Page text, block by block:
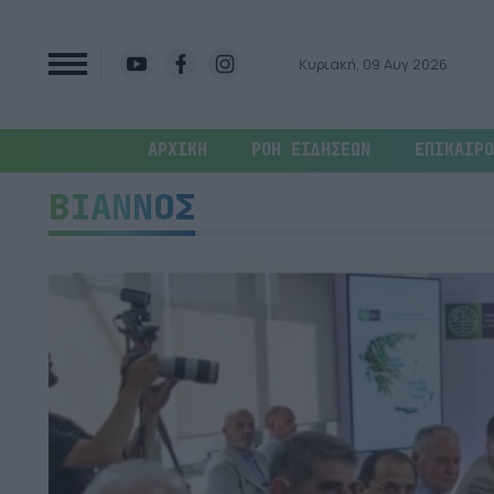
Κυριακή, 09 Αυγ 2026
ΑΡΧΙΚΗ ΡΟΗ ΕΙΔΗΣΕΩΝ
ΒΙΑΝΝΟΣ